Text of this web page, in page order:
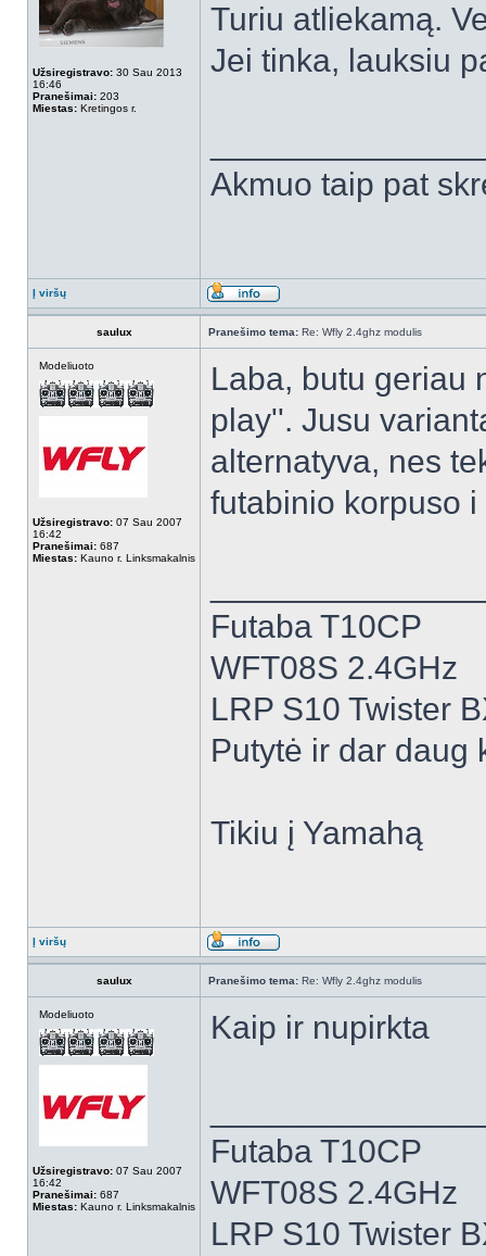
Užsiregistravo: 30 Sau 2013
16:46
Pranešimai: 203
Miestas: Kretingos r.
Turiu atliekamą.
Jei tinka, lauksiu
Akmuo taip pat
Į viršų
saulux Pranešimo tema: Re: Wfly 2.4ghz modulis
Modeliuoto
Užsiregistravo: 07 Sau 2007
16:42
Pranešimai: 687
Miestas: Kauno r. Linksmakalnis
Laba, butu geriau
play''. Jusu
alternatyva, nes
futabinio korpuso
Futaba T10CP
WFT08S 2.4GHz
LRP S10 Twister
Putytė ir dar daug
Tikiu į Yamahą
Į viršų
saulux Pranešimo tema: Re: Wfly 2.4ghz modulis
Modeliuoto
Užsiregistravo: 07 Sau 2007
16:42
Pranešimai: 687
Miestas: Kauno r. Linksmakalnis
Kaip ir nupirkta
Futaba T10CP
WFT08S 2.4GHz
LRP S10 Twister